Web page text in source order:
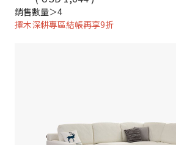
銷售數量＞4
擇木深耕專區結帳再享9折